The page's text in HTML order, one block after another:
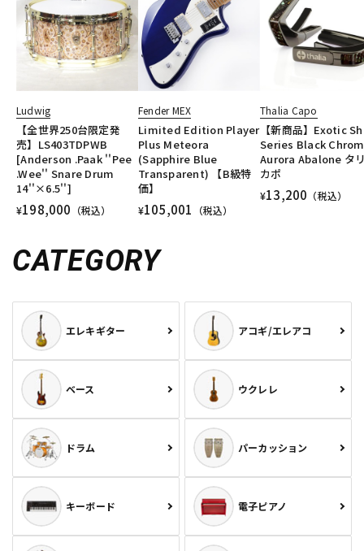
Ludwig
【全世界250台限定発
売】LS403TDPWB
[Anderson .Paak ''Pee
.Wee'' Snare Drum
14''×6.5'']
¥198,000 （税込）
Fender MEX
Limited Edition Player
Plus Meteora
(Sapphire Blue
Transparent) 【B級特
価】
¥105,001 （税込）
Thalia Capo
【新商品】Exotic
Series Black
Aurora Abalone タ
カポ
¥13,200 （税込）
CATEGORY
エレキギター アコギ/エレアコ
ベース ウクレレ
ドラム パーカッション
キーボード 電子ピアノ